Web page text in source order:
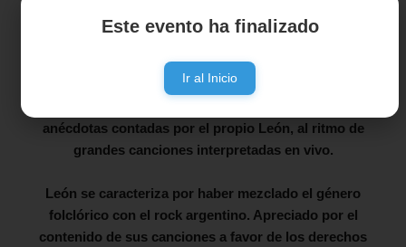
Este evento ha finalizado
Ir al Inicio
León Gieco se presentará en Tres Arroyos.
En esta oportunidad León se presentará junto a Joana
Gieco y Alejo León, en un espectáculo íntimo y cercano.
anécdotas contadas por el propio León, al ritmo de
grandes canciones interpretadas en vivo.
León se caracteriza por haber mezclado el género
folclórico con el rock argentino. Apreciado por el
contenido de sus canciones a favor de los derechos